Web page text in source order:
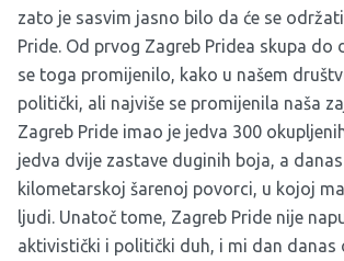
zato je sasvim jasno bilo da će se
Pride. Od prvog Zagreb Pridea skupa do
se toga promijenilo, kako u našem
politički, ali najviše se promijenila naša
Zagreb Pride imao je jedva 300
jedva dvije zastave duginih boja, a
kilometarskoj šarenoj povorci, u kojoj
ljudi. Unatoč tome, Zagreb Pride nije
aktivistički i politički duh, i mi dan danas